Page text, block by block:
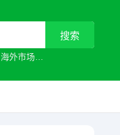
海外市场